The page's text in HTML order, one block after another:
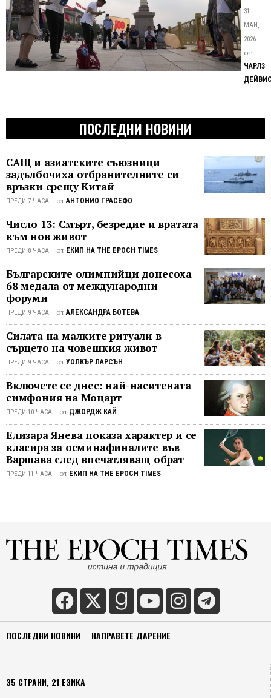
за
- как
режим
за
в
когато
партия
(ККП)
един
-
да
човек.
Към
появи
екрана
31
МАЙ,
2026
от
ЧАРЛЗ
ПОСЛЕДНИ НОВИНИ
САЩ и азиатските съюзници
задълбочиха отбранителните си
връзки срещу Китай
ПРЕДИ 7 ЧАСА от АНТОНИО ГРАСЕФО
Число 13: Смърт, безредие и вратата
към нов живот
ПРЕДИ 8 ЧАСА от ЕКИП НА THE EPOCH TIMES
Българските олимпийци донесоха
68 медала от международни
форуми
ПРЕДИ 9 ЧАСА от АЛЕКСАНДРА БОТЕВА
Силата на малките ритуали в
сърцето на човешкия живот
ПРЕДИ 9 ЧАСА от УОЛКЪР ЛАРСЪН
Включете се днес: най-наситената
симфония на Моцарт
ПРЕДИ 10 ЧАСА от ДЖОРДЖ КАЙ
Елизара Янева показа характер и се
класира за осминафиналите във
Варшава след впечатляващ обрат
ПРЕДИ 11 ЧАСА от ЕКИП НА THE EPOCH TIMES
ПОСЛЕДНИ НОВИНИ НАПРАВЕТЕ ДАРЕНИЕ
35 СТРАНИ, 21 ЕЗИКА